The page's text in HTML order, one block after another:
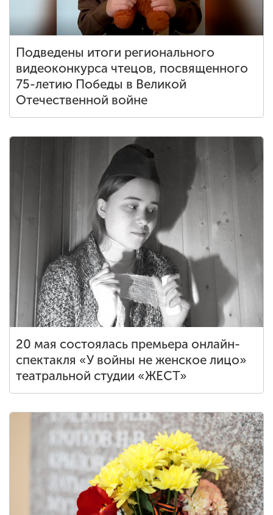
Подведены итоги регионального
видеоконкурса чтецов, посвященного
75-летию Победы в Великой
Отечественной войне
20 мая состоялась премьера онлайн-
спектакля «У войны не женское лицо»
театральной студии «ЖЕСТ»